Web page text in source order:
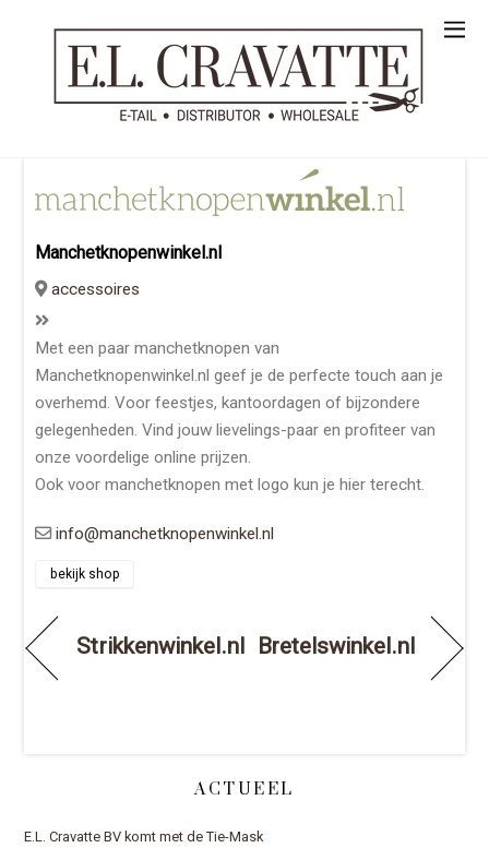
Manchetknopenwinkel.nl
accessoires
Met een paar manchetknopen van
Manchetknopenwinkel.nl geef je de perfecte touch aan je
overhemd. Voor feestjes, kantoordagen of bijzondere
gelegenheden. Vind jouw lievelings-paar en profiteer van
onze voordelige online prijzen.
Ook voor manchetknopen met logo kun je hier terecht.
info@manchetknopenwinkel.nl
bekijk shop
Strikkenwinkel.nl Bretelswinkel.nl
ACTUEEL
E.L. Cravatte BV komt met de Tie-Mask